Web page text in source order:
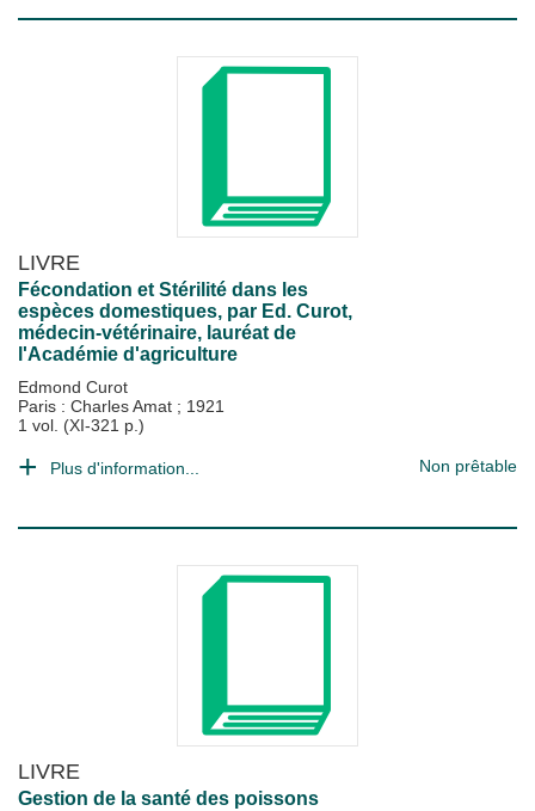
LIVRE
Fécondation et Stérilité dans les
espèces domestiques, par Ed. Curot,
médecin-vétérinaire, lauréat de
l'Académie d'agriculture
Edmond Curot
Paris : Charles Amat ; 1921
1 vol. (XI-321 p.)
Plus d'information... Non prêtable
LIVRE
Gestion de la santé des poissons